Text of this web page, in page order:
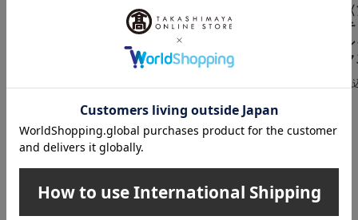
大阪カカオ ～大阪ショ
コラ・フィナンシェ～
＜ソース・ドゥ・フリ
税込 1,458
税
INFORMATION
大切なお知らせ
2026年07月29日